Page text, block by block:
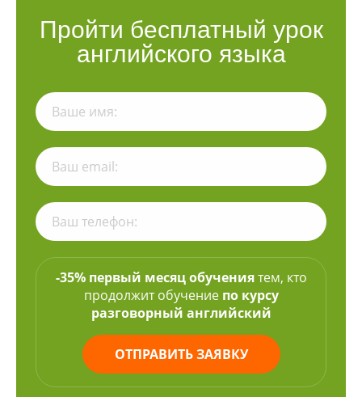
Пройти бесплатный урок
английского языка
-35% первый месяц обучениятем, кто
продолжит обучение по курсу
разговорный английский
ОТПРАВИТЬ ЗАЯВКУ